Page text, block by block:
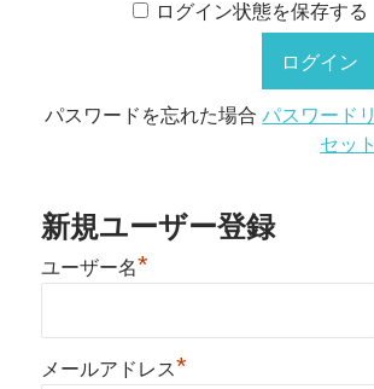
ログイン状態を保存する
パスワードを忘れた場合パスワードリ
セット
新規ユーザー登録
ユーザー名*
メールアドレス*